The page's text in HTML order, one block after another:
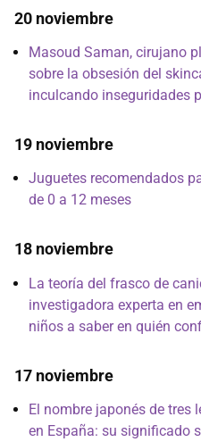
20 noviembre
Masoud Saman, cirujano
sobre la obsesión del
inculcando inseguridades
19 noviembre
Juguetes recomendados
de 0 a 12 meses
18 noviembre
La teoría del frasco de
investigadora experta en
niños a saber en quién
17 noviembre
El nombre japonés de tres
en España: su significado